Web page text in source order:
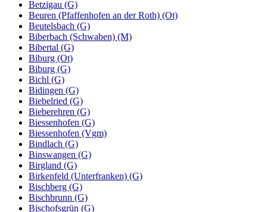
Betzigau (G)
Beuren (Pfaffenhofen an der Roth) (Ot)
Beutelsbach (G)
Biberbach (Schwaben) (M)
Bibertal (G)
Biburg (Ot)
Biburg (G)
Bichl (G)
Bidingen (G)
Biebelried (G)
Bieberehren (G)
Biessenhofen (G)
Biessenhofen (Vgm)
Bindlach (G)
Binswangen (G)
Birgland (G)
Birkenfeld (Unterfranken) (G)
Bischberg (G)
Bischbrunn (G)
Bischofsgrün (G)